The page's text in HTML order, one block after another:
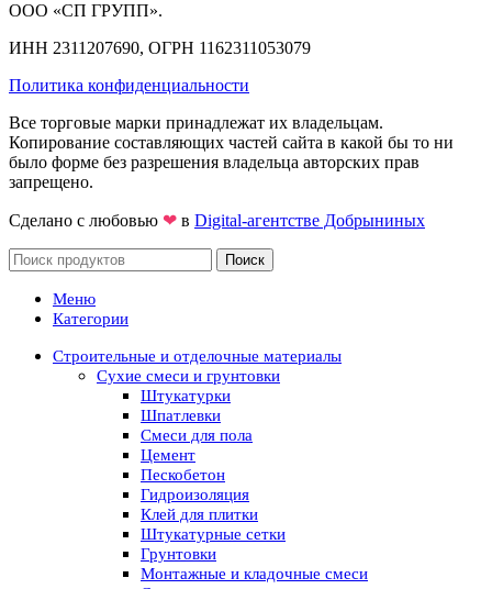
ООО «СП ГРУПП».
ИНН 2311207690, ОГРН 1162311053079
Политика конфиденциальности
Все торговые марки принадлежат их владельцам.
Копирование составляющих частей сайта в какой бы то ни
было форме без разрешения владельца авторских прав
запрещено.
Сделано с любовью ❤ в Digital-агентстве Добрыниных
Поиск
Меню
Категории
Строительные и отделочные материалы
Сухие смеси и грунтовки
Штукатурки
Шпатлевки
Смеси для пола
Цемент
Пескобетон
Гидроизоляция
Клей для плитки
Штукатурные сетки
Грунтовки
Монтажные и кладочные смеси